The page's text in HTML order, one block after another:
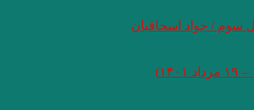
سوم / جواد اسحاقیان